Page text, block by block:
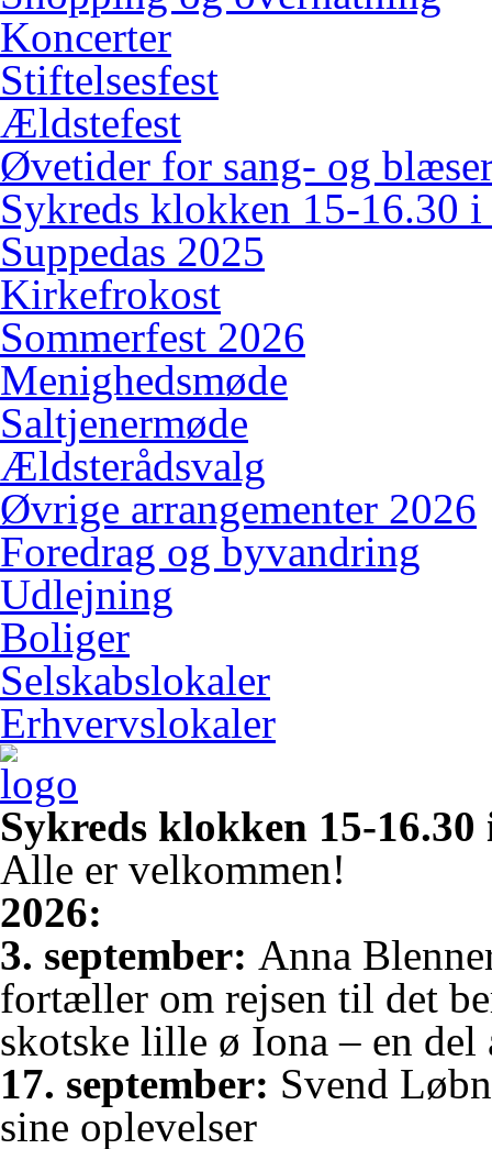
Koncerter
Stiftelsesfest
Ældstefest
Øvetider for sang- og
Sykreds klokken 15-16.30
Suppedas 2025
Kirkefrokost
Sommerfest 2026
Menighedsmøde
Saltjenermøde
Ældsterådsvalg
Øvrige arrangementer 2026
Foredrag og byvandring
Udlejning
Boliger
Selskabslokaler
Erhvervslokaler
Sykreds klokken 15-
Alle er velkommen!
2026:
3. september: Anna
fortæller om rejsen til det
skotske lille ø Iona – en
17. september: Svend
sine oplevelser